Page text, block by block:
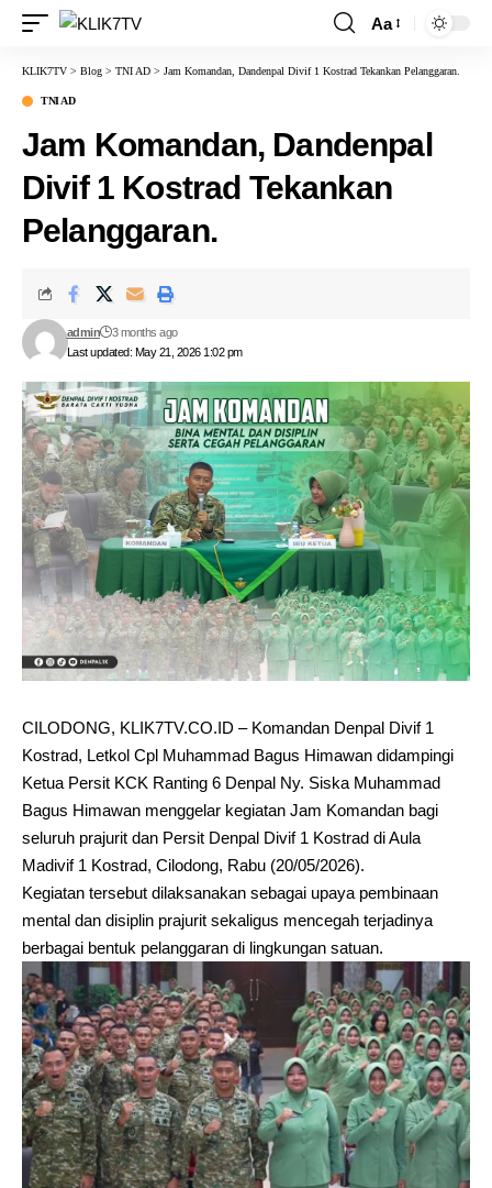
Aa
KLIK7TV > Blog > TNI AD > Jam Komandan, Dandenpal Divif 1 Kostrad Tekankan Pelanggaran.
TNI AD
Jam Komandan, Dandenpal
Divif 1 Kostrad Tekankan
Pelanggaran.
Last updated: May 21, 2026 1:02 pm
admin 3 months ago
CILODONG, KLIK7TV.CO.ID – Komandan Denpal Divif 1
Kostrad, Letkol Cpl Muhammad Bagus Himawan didampingi
Ketua Persit KCK Ranting 6 Denpal Ny. Siska Muhammad
Bagus Himawan menggelar kegiatan Jam Komandan bagi
seluruh prajurit dan Persit Denpal Divif 1 Kostrad di Aula
Madivif 1 Kostrad, Cilodong, Rabu (20/05/2026).
Kegiatan tersebut dilaksanakan sebagai upaya pembinaan
mental dan disiplin prajurit sekaligus mencegah terjadinya
berbagai bentuk pelanggaran di lingkungan satuan.